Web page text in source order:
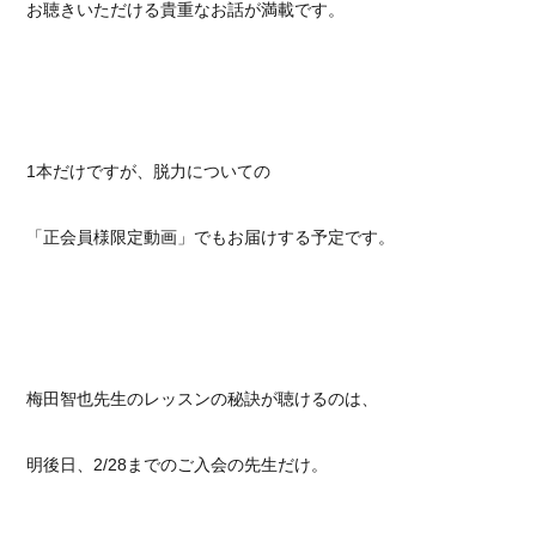
お聴きいただける貴重なお話が満載です。
1本だけですが、脱力についての
「正会員様限定動画」でもお届けする予定です。
梅田智也先生のレッスンの秘訣が聴けるのは、
明後日、2/28までのご入会の先生だけ。